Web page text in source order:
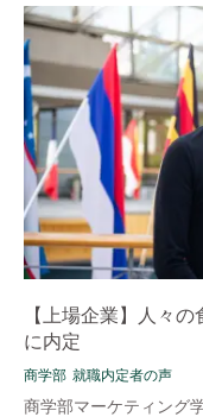
【上場企業】人々
に内定
商学部 就職内定者の声
商学部マーケティング